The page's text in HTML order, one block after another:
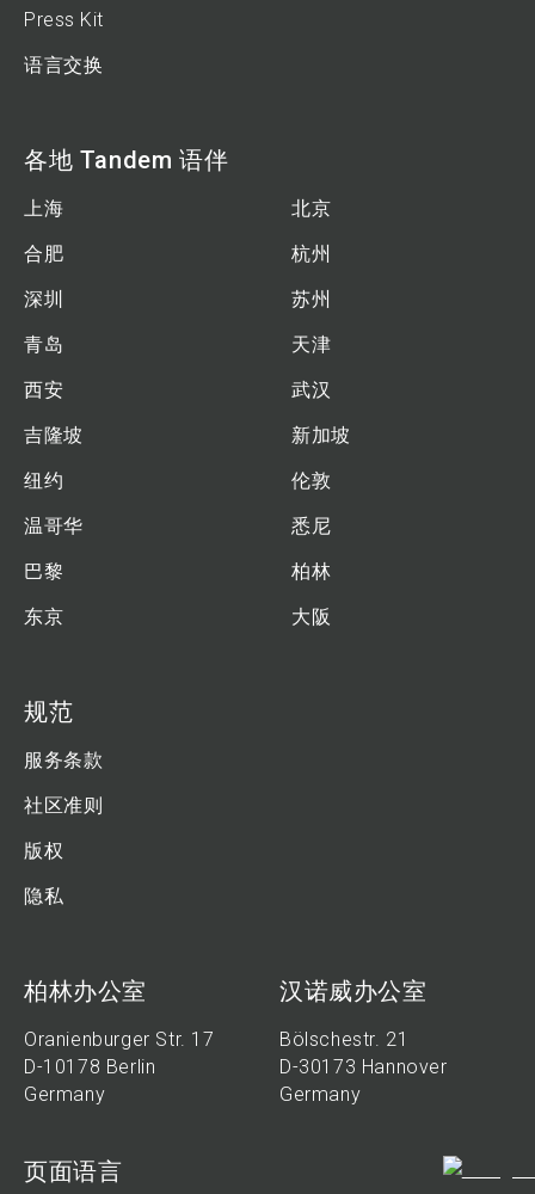
Press Kit
语言交换
各地 Tandem 语伴
上海
北京
合肥
杭州
深圳
苏州
青岛
天津
西安
武汉
吉隆坡
新加坡
纽约
伦敦
温哥华
悉尼
巴黎
柏林
东京
大阪
规范
服务条款
社区准则
版权
隐私
柏林办公室
Oranienburger Str. 17
D-10178 Berlin
Germany
汉诺威办公室
Bölschestr. 21
D-30173 Hannover
Germany
页面语言